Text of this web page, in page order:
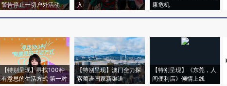
警告停止一切户外活动
入
康危机
【特别呈现】寻找100种
有意思的生活方式·第一对
【特别呈现】澳门全力探
索葡语国家新渠道
【特别呈现】《东莞，人
间便利店》倾情上线